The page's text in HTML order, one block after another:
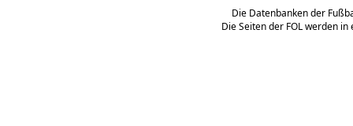
Die Datenbanken der
Die Seiten der FOL werden